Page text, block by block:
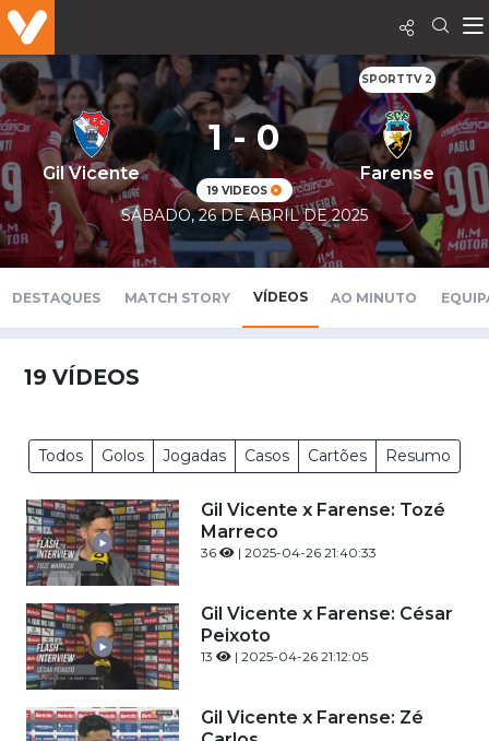
SPORTTV 2
Gil Vicente
1 - 0
19 VIDEOS
Farense
SÁBADO, 26 DE ABRIL DE 2025
DESTAQUES MATCH STORY VÍDEOS AO MINUTO
19 VÍDEOS
Todos Golos Jogadas Casos Cartões Resumo
Gil Vicente x Farense: Tozé
Marreco
36 | 2025-04-26 21:40:33
Gil Vicente x Farense: César
Peixoto
13 | 2025-04-26 21:12:05
Gil Vicente x Farense: Zé